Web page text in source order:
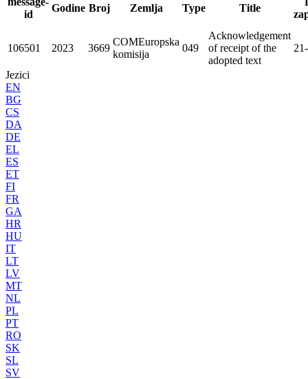
id
Godine Broj Zemlja Type Title
106501 2023 3669
COMEuropska
komisija
049
Acknowledgement
of receipt of the
adopted text
Jezici
EN
BG
CS
DA
DE
EL
ES
ET
FI
FR
GA
HR
HU
IT
LT
LV
MT
NL
PL
PT
RO
SK
SL
SV